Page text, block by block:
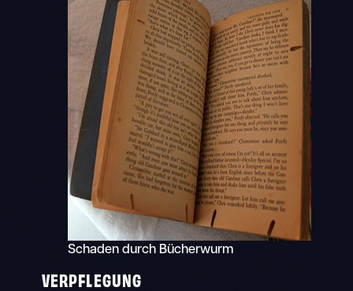
Schaden durch Bücherwurm
VERPFLEGUNG